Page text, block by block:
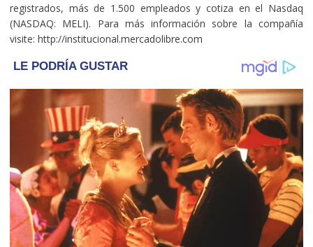
registrados, más de 1.500 empleados y cotiza en el Nasdaq
(NASDAQ: MELI). Para más información sobre la compañía
visite: http://institucional.mercadolibre.com